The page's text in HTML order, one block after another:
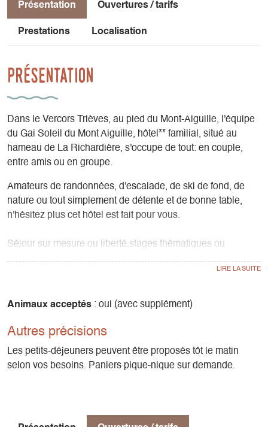
Présentation Ouvertures / tarifs
Prestations Localisation
Présentation
Dans le Vercors Trièves, au pied du Mont-Aiguille, l'équipe
du Gai Soleil du Mont Aiguille, hôtel** familial, situé au
hameau de La Richardière, s'occupe de tout: en couple,
entre amis ou en groupe.
Amateurs de randonnées, d'escalade, de ski de fond, de
nature ou tout simplement de détente et de bonne table,
n'hésitez plus cet hôtel est fait pour vous.
Séjour sur mesure ou liberté,stages thématiques ou
découvertes. Ce lieu vous surprendra en toutes saisons!
sauna, hammam, bassin aqua ludique ainsi qu'une salle de
Parking gratuit et garage fermé pour motos et vélos (suivant
la place disponible).
Animaux acceptés : oui (avec supplément)
Autres précisions
Les petits-déjeuners peuvent être proposés tôt le matin
selon vos besoins. Paniers pique-nique sur demande.